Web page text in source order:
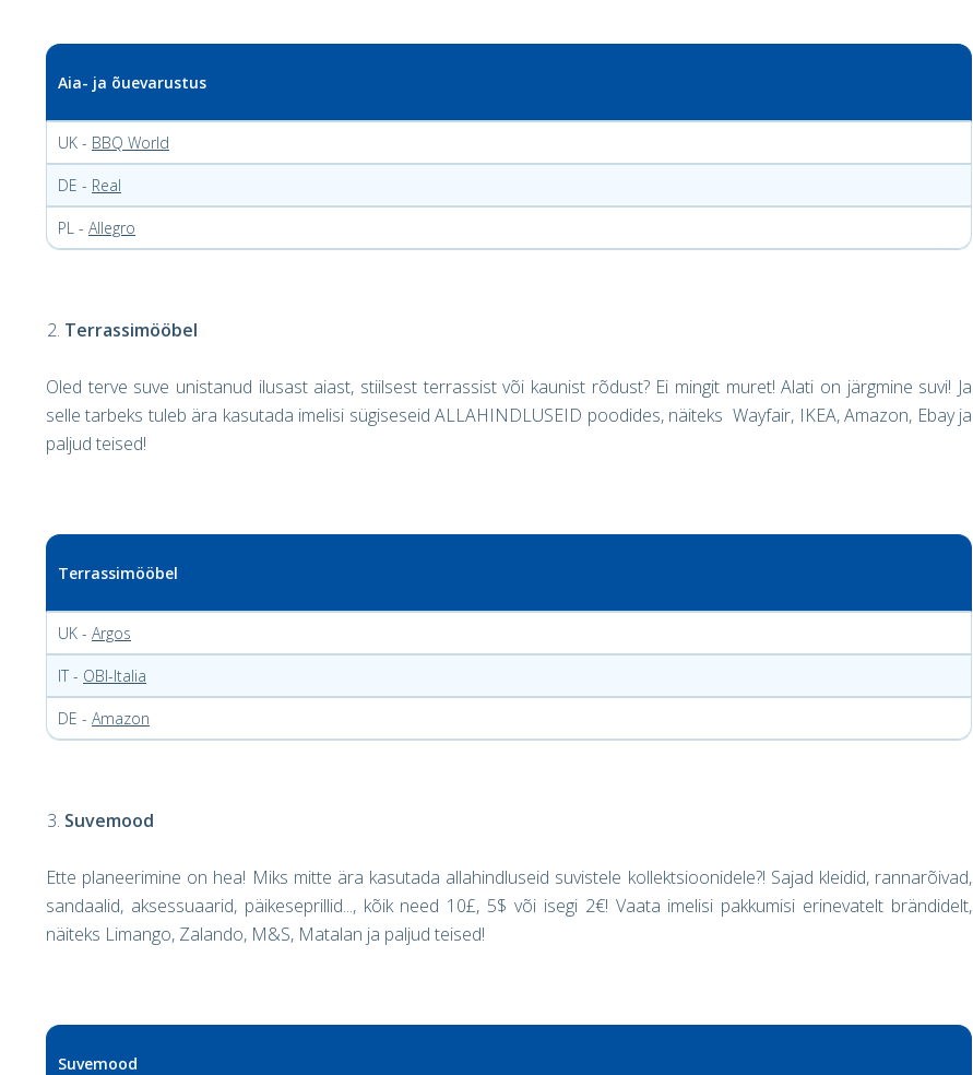
Aia- ja õuevarustus
UK - BBQ World
DE - Real
PL - Allegro
Terrassimööbel
Oled terve suve unistanud ilusast aiast, stiilsest terrassist või kaunist rõdust? Ei mingit muret! Alati on järgmine suvi! Ja
selle tarbeks tuleb ära kasutada imelisi sügiseseid ALLAHINDLUSEID poodides, näiteks Wayfair, IKEA, Amazon, Ebay ja
paljud teised!
Terrassimööbel
UK - Argos
IT - OBI-Italia
DE - Amazon
Suvemood
Ette planeerimine on hea! Miks mitte ära kasutada allahindluseid suvistele kollektsioonidele?! Sajad kleidid, rannarõivad,
sandaalid, aksessuaarid, päikeseprillid..., kõik need 10£, 5$ või isegi 2€! Vaata imelisi pakkumisi erinevatelt brändidelt,
näiteks Limango, Zalando, M&S, Matalan ja paljud teised!
Suvemood